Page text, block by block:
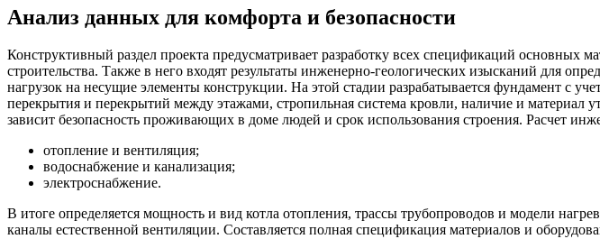
Анализ данных для комфорта и безопасности
Конструктивный раздел проекта предусматривает разработку всех спецификаций
строительства. Также в него входят результаты инженерно-геологических изысканий для
нагрузок на несущие элементы конструкции. На этой стадии разрабатывается фундамент с
перекрытия и перекрытий между этажами, стропильная система кровли, наличие и материал
зависит безопасность проживающих в доме людей и срок использования строения. Расчет
отопление и вентиляция;
водоснабжение и канализация;
электроснабжение.
В итоге определяется мощность и вид котла отопления, трассы трубопроводов и модели
каналы естественной вентиляции. Составляется полная спецификация материалов и